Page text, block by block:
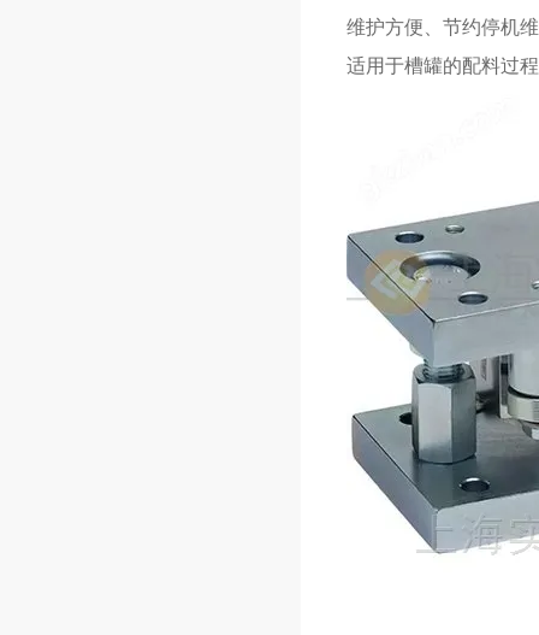
维护方便、节约停机
适用于槽罐的配料过